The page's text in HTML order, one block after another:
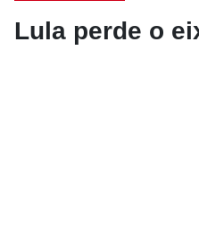
Lula perde o